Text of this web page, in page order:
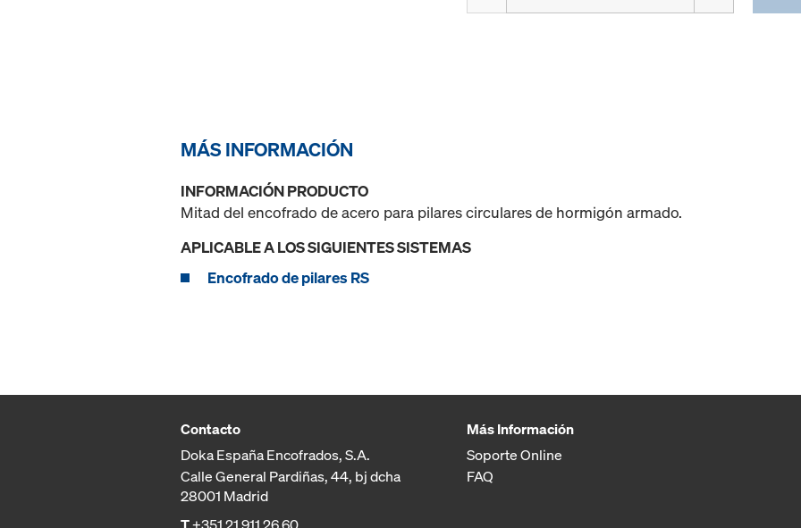
MÁS INFORMACIÓN
INFORMACIÓN PRODUCTO
Mitad del encofrado de acero para pilares circulares de hormigón armado.
APLICABLE A LOS SIGUIENTES SISTEMAS
Encofrado de pilares RS
Contacto
Doka España Encofrados, S.A.
Calle General Pardiñas, 44, bj dcha
28001 Madrid
Más Información
Soporte Online
FAQ